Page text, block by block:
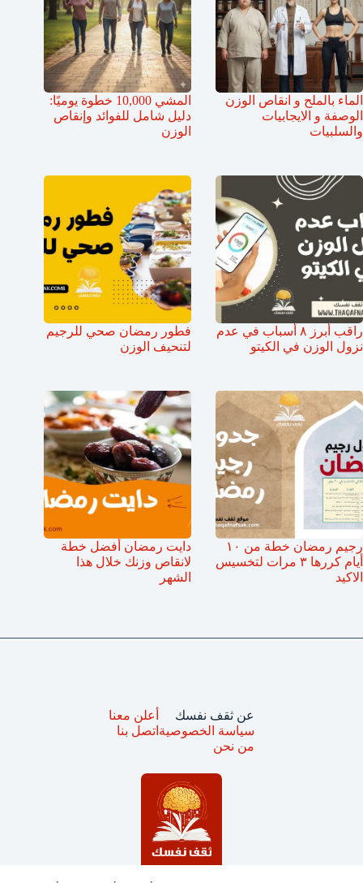
الماء بالملح و انقاص الوزن
الوصفة و الايجابيات
والسلبيات
المشي 10,000 خطوة يوميًا:
دليل شامل للفوائد وإنقاص
الوزن
راقب أبرز ٨ أسباب في عدم
نزول الوزن في الكيتو
فطور رمضان صحي للرجيم
لتنحيف الوزن
رجيم رمضان خطة من ١٠
أيام كررها ٣ مرات لتخسيس
الاكيد
دايت رمضان أفضل خطة
لانقاص وزنك خلال هذا
الشهر
عن ثقف نفسك
سياسة الخصوصية
من نحن
أعلن معنا
اتصل بنا